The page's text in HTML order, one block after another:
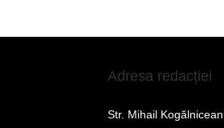
Adresa redacției
Str. Mihail